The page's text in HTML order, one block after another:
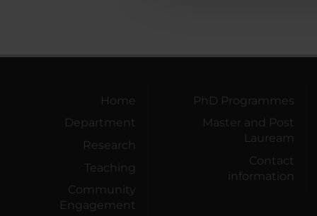
Home
Department
Research
Teaching
Community
Engagement
PhD Programmes
Master and Post
Lauream
Contact
information